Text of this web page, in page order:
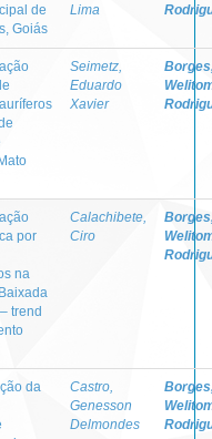
de
Goiás
Lima
Seimetz,
Eduardo
Xavier
por
na
trend
Calachibete,
Ciro
da
Castro,
Genesson
Delmondes